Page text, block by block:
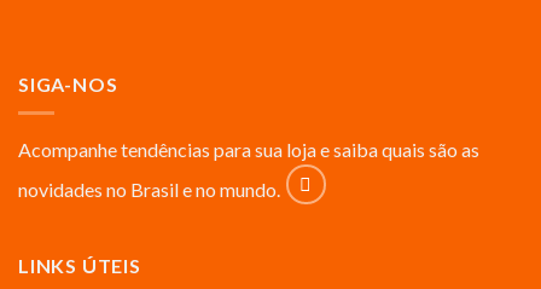
SIGA-NOS
Acompanhe tendências para sua loja e saiba quais são as
novidades no Brasil e no mundo.
LINKS ÚTEIS